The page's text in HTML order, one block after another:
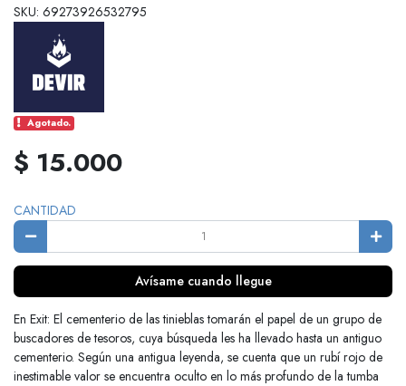
SKU: 69273926532795
Agotado.
$ 15.000
CANTIDAD
Avísame cuando llegue
En Exit: El cementerio de las tinieblas tomarán el papel de un grupo de
buscadores de tesoros, cuya búsqueda les ha llevado hasta un antiguo
cementerio. Según una antigua leyenda, se cuenta que un rubí rojo de
inestimable valor se encuentra oculto en lo más profundo de la tumba